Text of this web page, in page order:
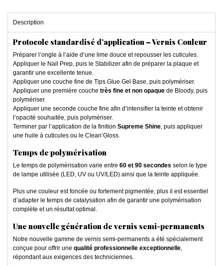
Description
Protocole standardisé d’application – Vernis Couleur
Préparer l’ongle à l’aide d’une lime douce et repousser les cuticules.
Appliquer le Nail Prep, puis le Stabilizer afin de préparer la plaque et
garantir une excellente tenue.
Appliquer une couche fine de Tips Glue Gel Base, puis polymériser.
Appliquer une première couche très fine et non opaque de Bloody, puis
polymériser.
Appliquer une seconde couche fine afin d’intensifier la teinte et obtenir
l’opacité souhaitée, puis polymériser.
Terminer par l’application de la finition Supreme Shine, puis appliquer
une huile à cuticules ou le Clean’Gloss.
Temps de polymérisation
Le temps de polymérisation varie entre 60 et 90 secondes selon le type
de lampe utilisée (LED, UV ou UV/LED) ainsi que la teinte appliquée.
Plus une couleur est foncée ou fortement pigmentée, plus il est essentiel
d’adapter le temps de catalysation afin de garantir une polymérisation
complète et un résultat optimal.
Une nouvelle génération de vernis semi-permanents
Notre nouvelle gamme de vernis semi-permanents a été spécialement
conçue pour offrir une qualité professionnelle exceptionnelle,
répondant aux exigences des techniciennes.